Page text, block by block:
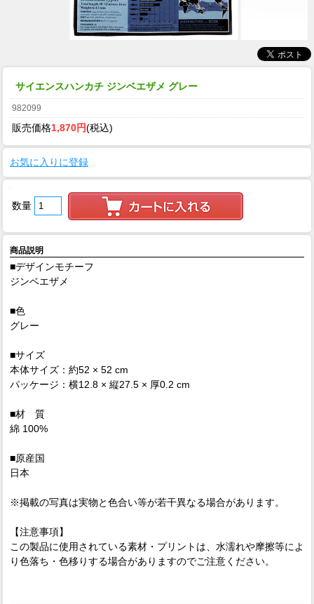
サイエンスハンカチ ジンベエザメ グレー
982099
販売価格1,870円(税込)
お気に入りに登録
数量
商品説明
■デザインモチーフ
ジンベエザメ
■色
グレー
■サイズ
本体サイズ：約52 × 52 cm
パッケージ：横12.8 × 縦27.5 × 厚0.2 cm
■材 質
綿 100%
■原産国
日本
※掲載の写真は実物と色合い等が若干異なる場合があります。
【注意事項】
この製品に使用されている素材・プリントは、水濡れや摩擦等によ
り色落ち・色移りする場合がありますのでご注意ください。